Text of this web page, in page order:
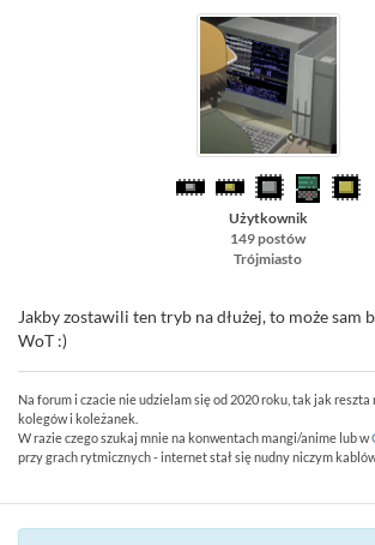
Użytkownik
149 postów
Trójmiasto
Jakby zostawili ten tryb na dłużej, to może sam
WoT :)
Na forum i czacie nie udzielam się od 2020 roku, tak jak
kolegów i koleżanek.
W razie czego szukaj mnie na konwentach mangi/anime lub w
przy grach rytmicznych - internet stał się nudny niczym